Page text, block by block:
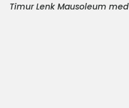
Timur Lenk Mausoleum